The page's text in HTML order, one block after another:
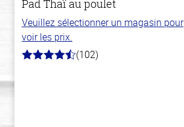
Pad Thaï au poulet
Veuillez sélectionner un magasin pour
voir les prix.
4.3
(102)